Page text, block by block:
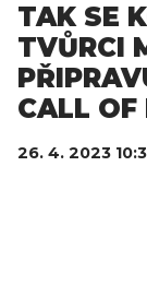
TAK SE
TVŮRCI
CALL OF
26. 4. 2023